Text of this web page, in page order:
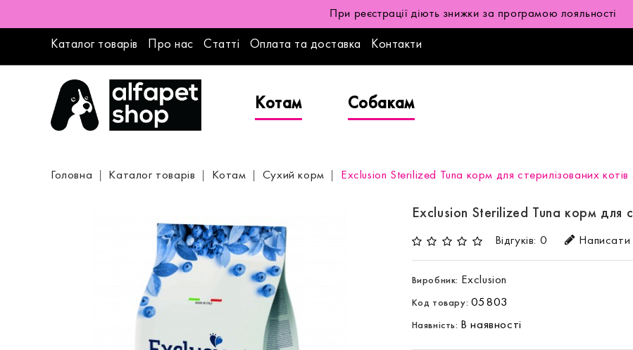
При реєстрації діють знижки за програмою лояльності
Каталог товарів Про нас Статті Оплата та доставка Контакти
Котам Собакам
Головна Каталог товарів Котам Сухий корм Exclusion Sterilized Tuna корм для стерилізованих
Exclusion Sterilized Tuna корм для
Відгуків: 0 Написати
Виробник: Exclusion
Код товару: 05803
Наявність: В наявності